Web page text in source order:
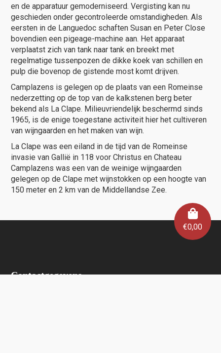
€0,00
en de apparatuur gemoderniseerd. Vergisting kan nu
geschieden onder gecontroleerde omstandigheden. Als
eersten in de Languedoc schaften Susan en Peter Close
bovendien een pigeage-machine aan. Het apparaat
verplaatst zich van tank naar tank en breekt met
regelmatige tussenpozen de dikke koek van schillen en
pulp die bovenop de gistende most komt drijven.
Camplazens is gelegen op de plaats van een Romeinse
nederzetting op de top van de kalkstenen berg beter
bekend als La Clape. Milieuvriendelijk beschermd sinds
1965, is de enige toegestane activiteit hier het cultiveren
van wijngaarden en het maken van wijn.
La Clape was een eiland in de tijd van de Romeinse
invasie van Gallië in 118 voor Christus en Chateau
Camplazens was een van de weinige wijngaarden
gelegen op de Clape met wijnstokken op een hoogte van
150 meter en 2 km van de Middellandse Zee.
Contactgegevens